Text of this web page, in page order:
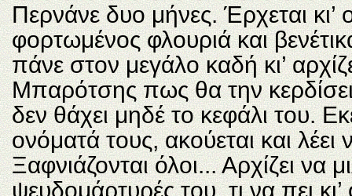
Περνάνε δυο μήνες. Έρχεται
φορτωμένος φλουριά και
πάνε στον μεγάλο καδή κι’
Μπαρότσης πως θα την
δεν θάχει μηδέ το κεφάλι του.
ονόματά τους, ακούεται και
Ξαφνιάζονται όλοι... Αρχίζει να
ψευδομάρτυρές του, τι να πει